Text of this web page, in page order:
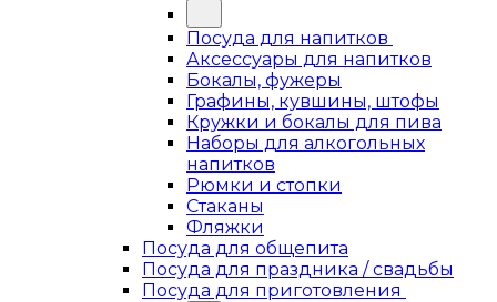
Посуда для напитков
Аксессуары для напитков
Бокалы, фужеры
Графины, кувшины, штофы
Кружки и бокалы для пива
Наборы для алкогольных
напитков
Рюмки и стопки
Стаканы
Фляжки
Посуда для общепита
Посуда для праздника / свадьбы
Посуда для приготовления